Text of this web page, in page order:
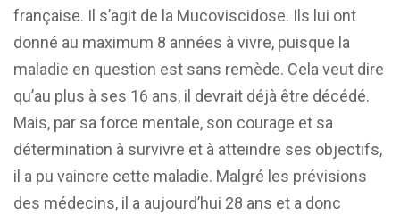
française. Il s’agit de la Mucoviscidose. Ils lui ont
donné au maximum 8 années à vivre, puisque la
maladie en question est sans remède. Cela veut dire
qu’au plus à ses 16 ans, il devrait déjà être décédé.
Mais, par sa force mentale, son courage et sa
détermination à survivre et à atteindre ses objectifs,
il a pu vaincre cette maladie. Malgré les prévisions
des médecins, il a aujourd’hui 28 ans et a donc